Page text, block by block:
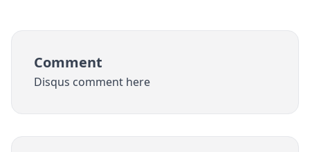
Comment
Disqus comment here